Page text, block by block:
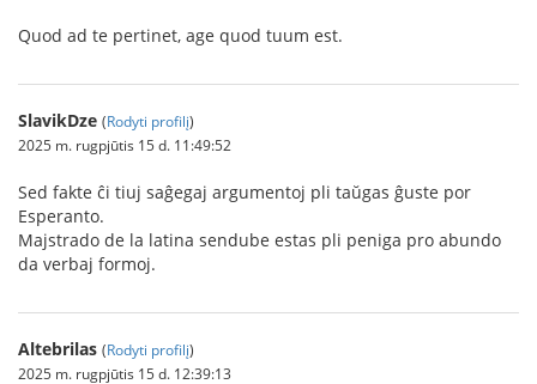
Quod ad te pertinet, age quod tuum est.
SlavikDze (Rodyti profilį)
2025 m. rugpjūtis 15 d. 11:49:52
Sed fakte ĉi tiuj saĝegaj argumentoj pli taŭgas ĝuste por
Esperanto.
Majstrado de la latina sendube estas pli peniga pro abundo
da verbaj formoj.
Altebrilas (Rodyti profilį)
2025 m. rugpjūtis 15 d. 12:39:13